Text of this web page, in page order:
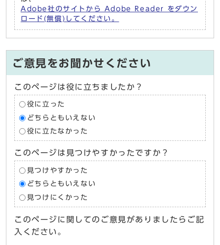
Adobe社のサイトから Adobe Reader をダウン
ロード(無償)してください。
ご意見をお聞かせください
このページは役に立ちましたか？
役に立った
どちらともいえない
役に立たなかった
このページは見つけやすかったですか？
見つけやすかった
どちらともいえない
見つけにくかった
このページに関してのご意見がありましたらご記
入ください。